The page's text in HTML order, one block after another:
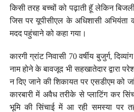
किसी तरह बच्चों को पढ़ाती हूॅ लेकिन
जिस पर यूपीसीएल के अधिशासी अभियंता
मदद पहुंचाने को कहा गया।
कारगी ग्रांट निवासी 70 वर्षीय बुजुर्ग,
नाम होने के बावजूद भी सहखातेदार द्वारा
न दिए जाने की शिकायत पर एसडीएम को
कारबारी में अवैध तरीके से प्लाटिंग कर
भूमि की सिंचाई में आ रही समस्या पर